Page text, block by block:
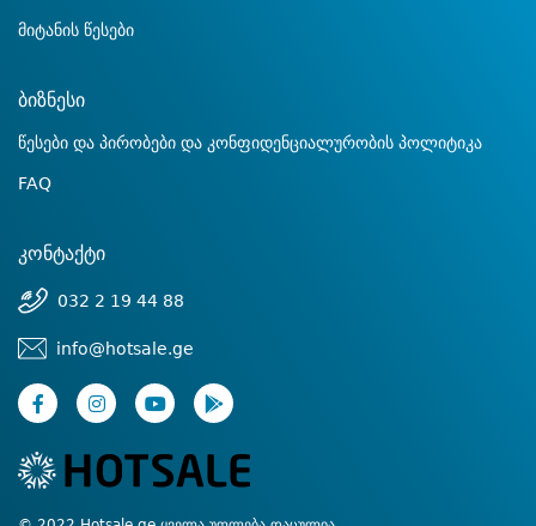
მიტანის წესები
ბიზნესი
წესები და პირობები და კონფიდენციალურობის პოლიტიკა
FAQ
კონტაქტი
032 2 19 44 88
info@hotsale.ge